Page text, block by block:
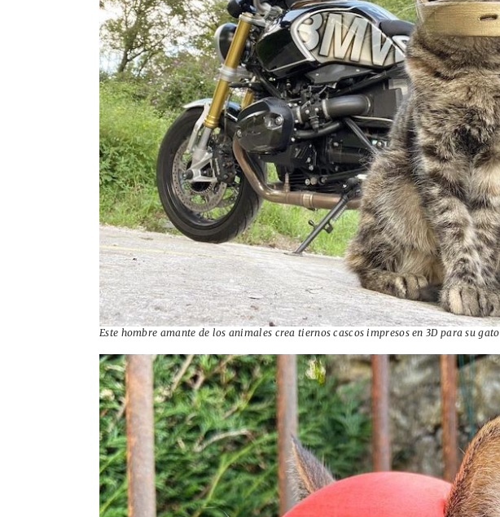
Este hombre amante de los animales crea tiernos cascos impresos en 3D para su gato